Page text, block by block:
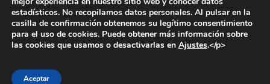
estadísticos. No recopilamos datos personales. Al pulsar en la
casilla de confirmación obtenemos su legítimo consentimiento
para el uso de cookies. Puede obtener más información sobre
las cookies que usamos o desactivarlas en Ajustes.</p>
Aceptar